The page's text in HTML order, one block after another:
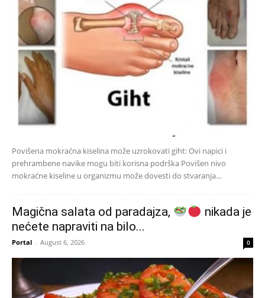
Povišena mokraćna kiselina može uzrokovati giht: Ovi napici i
prehrambene navike mogu biti korisna podrška Povišen nivo
mokraćne kiseline u organizmu može dovesti do stvaranja...
Magična salata od paradajza,
nikada je
nećete napraviti na bilo...
Portal - August 6, 2026 0